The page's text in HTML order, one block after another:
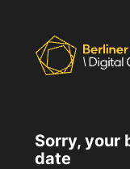
Sorry, your
date